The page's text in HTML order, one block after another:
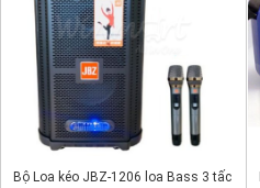
Bộ Loa kéo JBZ-1206 loa Bass 3 tấc